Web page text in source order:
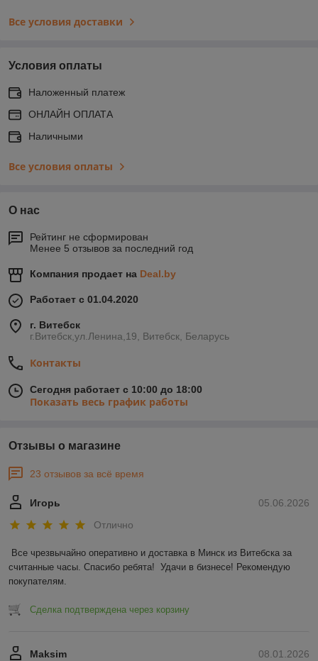
Все условия доставки
Условия оплаты
Наложенный платеж
ОНЛАЙН ОПЛАТА
Наличными
Все условия оплаты
О нас
Рейтинг не сформирован
Менее 5 отзывов за последний год
Компания продает на Deal.by
Работает с 01.04.2020
г. Витебск
г.Витебск,ул.Ленина,19, Витебск, Беларусь
Контакты
Сегодня работает с 10:00 до 18:00
Показать весь график работы
Отзывы о магазине
23 отзывов за всё время
05.06.2026
Игорь
Отлично
Все чрезвычайно оперативно и доставка в Минск из Витебска за
считанные часы. Спасибо ребята!  Удачи в бизнесе! Рекомендую
покупателям.
Сделка подтверждена через корзину
08.01.2026
Maksim